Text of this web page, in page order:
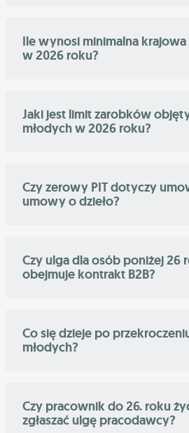
Ile wynosi minimalna
w 2026 roku?
Jaki jest limit zarobków
młodych w 2026 roku?
Czy zerowy PIT dotyczy
umowy o dzieło?
Czy ulga dla osób poniżej 26
obejmuje kontrakt B2B?
Co się dzieje po
młodych?
Czy pracownik do 26. roku
zgłaszać ulgę pracodawcy?